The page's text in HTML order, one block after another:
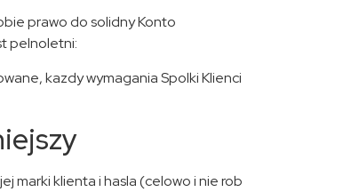
prawo do solidny Konto
pelnoletni:
kazdy wymagania Spolki Klienci
marki klienta i hasla (celowo i nie rob